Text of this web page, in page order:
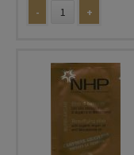
- +